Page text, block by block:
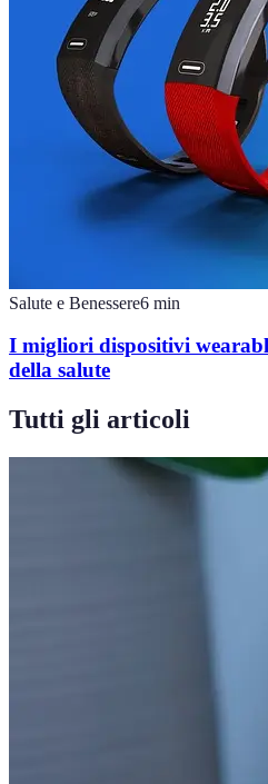
Salute e Benessere6 min
I migliori dispositivi
della salute
Tutti gli articoli